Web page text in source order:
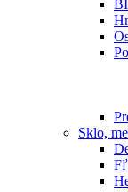
Sklo,